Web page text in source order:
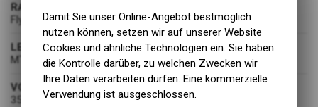
RADSATZ
Flyer Alexrim
LENKER
MTB Rise
VORBAU
35mm
Damit Sie unser Online-Angebot bestmöglich
nutzen können, setzen wir auf unserer Website
Cookies und ähnliche Technologien ein. Sie haben
die Kontrolle darüber, zu welchen Zwecken wir
Ihre Daten verarbeiten dürfen. Eine kommerzielle
Verwendung ist ausgeschlossen.